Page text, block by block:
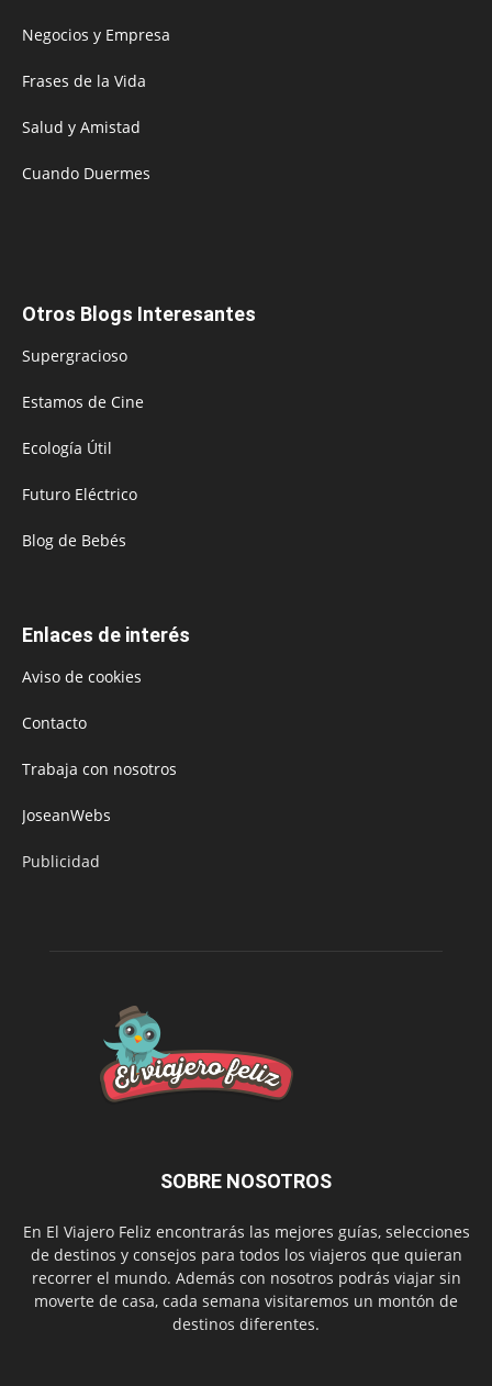
Negocios y Empresa
Frases de la Vida
Salud y Amistad
Cuando Duermes
Otros Blogs Interesantes
Supergracioso
Estamos de Cine
Ecología Útil
Futuro Eléctrico
Blog de Bebés
Enlaces de interés
Aviso de cookies
Contacto
Trabaja con nosotros
JoseanWebs
Publicidad
SOBRE NOSOTROS
En El Viajero Feliz encontrarás las mejores guías, selecciones
de destinos y consejos para todos los viajeros que quieran
recorrer el mundo. Además con nosotros podrás viajar sin
moverte de casa, cada semana visitaremos un montón de
destinos diferentes.